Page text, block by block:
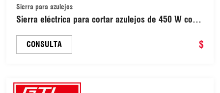
Sierra para azulejos
Sierra eléctrica para cortar azulejos de 450 W con
CONSULTA $